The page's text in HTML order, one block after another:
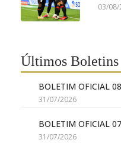
03/
Últimos Boletins
BOLETIM OFICIAL
31/07/2026
BOLETIM OFICIAL
31/07/2026